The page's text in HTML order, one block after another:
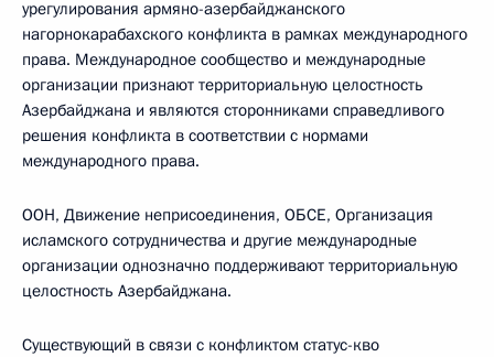
урегулирования армяно-азербайджанского
нагорнокарабахского конфликта в рамках международного
права. Международное сообщество и международные
организации признают территориальную целостность
Азербайджана и являются сторонниками справедливого
решения конфликта в соответствии с нормами
международного права.
ООН, Движение неприсоединения, ОБСЕ, Организация
исламского сотрудничества и другие международные
организации однозначно поддерживают территориальную
целостность Азербайджана.
Существующий в связи с конфликтом статус-кво